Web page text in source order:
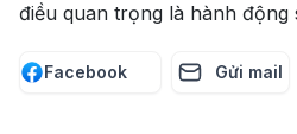
điều quan trọng là hành động
Facebook Gửi mail